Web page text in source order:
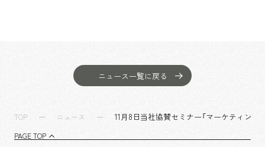
ニュース一覧に戻る
TOP ニュース 11月8日当社協賛セミナー「マーケティン
PAGE TOP